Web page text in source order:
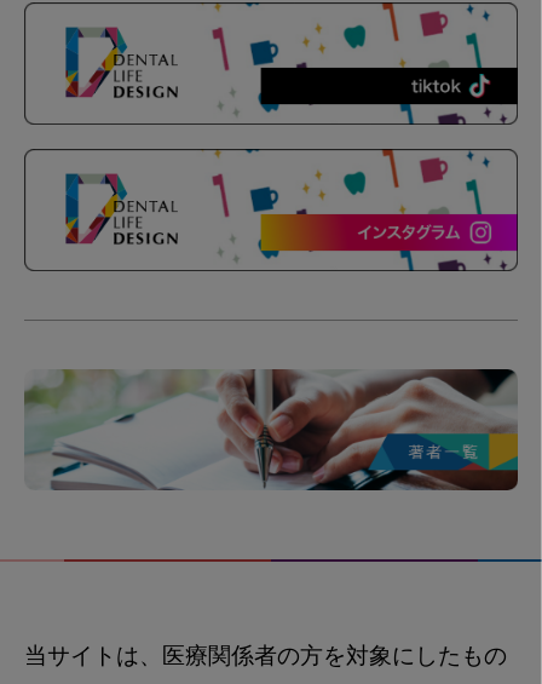
当サイトは、医療関係者の方を対象にしたもの